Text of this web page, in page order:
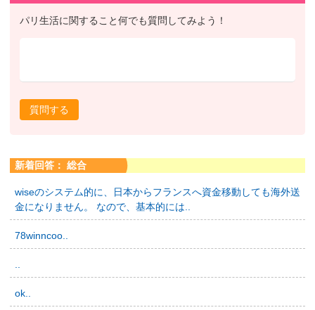
パリ生活に関すること何でも質問してみよう！
質問する
新着回答： 総合
wiseのシステム的に、日本からフランスへ資金移動しても海外送
金になりません。 なので、基本的には..
78winncoo..
ok..